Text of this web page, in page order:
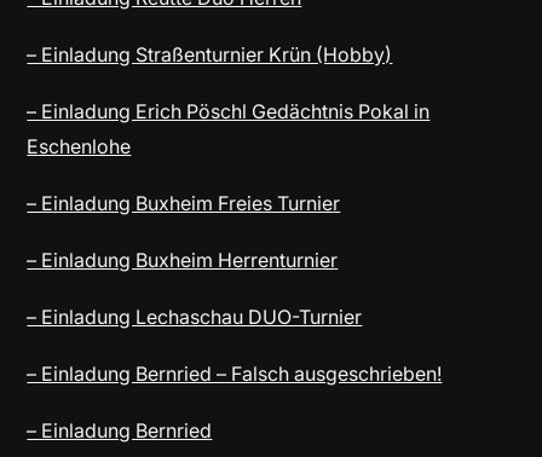
– Einladung Straßenturnier Krün (Hobby)
– Einladung Erich Pöschl Gedächtnis Pokal in
Eschenlohe
– Einladung Buxheim Freies Turnier
– Einladung Buxheim Herrenturnier
– Einladung Lechaschau DUO-Turnier
– Einladung Bernried – Falsch ausgeschrieben!
– Einladung Bernried